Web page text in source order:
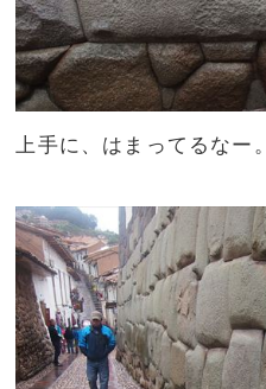
上手に、はまってるなー。